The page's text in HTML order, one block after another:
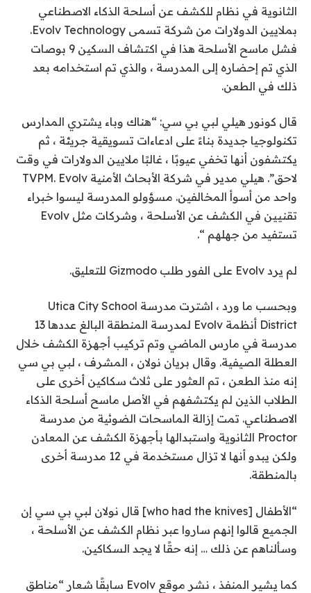
الثانوية في نظام للكشف عن أسلحة الذكاء الاصطناعي
بملايين الدولارات من شركة تسمى Evolv Technology.
فشل ماسح الأسلحة هذا في اكتشاف السكين 9 بوصات
الذي تم إحضاره إلى المدرسة ، والذي تم استخدامه بعد
ذلك في الطعن.
قال كونور هيلي لبي بي سي: “هناك وباء يشتري المدارس
تكنولوجيا جديدة بناءً على ادعاءات تسويقية جريئة ، ثم
يكتشفون أنها تخفي عيوبًا ، غالبًا ملايين الدولارات في وقت
لاحق”. هيلي مدير في شركة الأبحاث الأمنية TVPM. Evolv
واحد من أسوأ المخالفين. مسؤولو المدرسة ليسوا خبراء
تقنيين في الكشف عن الأسلحة ، وشركات مثل Evolv
تستفيد من جهلهم “.
لم يرد Evolv على الفور طلب Gizmodo للتعليق.
وبحسب ما ورد ، اشترت مدرسة Utica City School
District أنظمة Evolv لمدرسة المنطقة البالغ عددها 13
مدرسة في مارس الماضي وتم تركيب أجهزة الكشف خلال
العطلة الصيفية. وقال بريان نولان ، المشرف ، لبي بي سي
إنه منذ الطعن ، تم العثور على ثلاث سكاكين أخرى على
الطلاب الذين لم يكتشفهم في الأصل ماسح أسلحة الذكاء
الاصطناعي. تمت إزالة الماسحات الضوئية من مدرسة
Proctor الثانوية واستبدالها بأجهزة الكشف عن المعادن
ولكن يبدو أنها لا تزال مستخدمة في 12 مدرسة أخرى
بالمنطقة.
“الأطفال [who had the knives] قال نولان لبي بي سي إن
الجميع قالوا إنهم ساروا عبر نظام الكشف عن الأسلحة ،
وسألناهم عن ذلك … إنه حقًا لا يجد السكاكين.
كما يشير المنفذ ، نشر موقع Evolv سابقًا شعار “مناطق